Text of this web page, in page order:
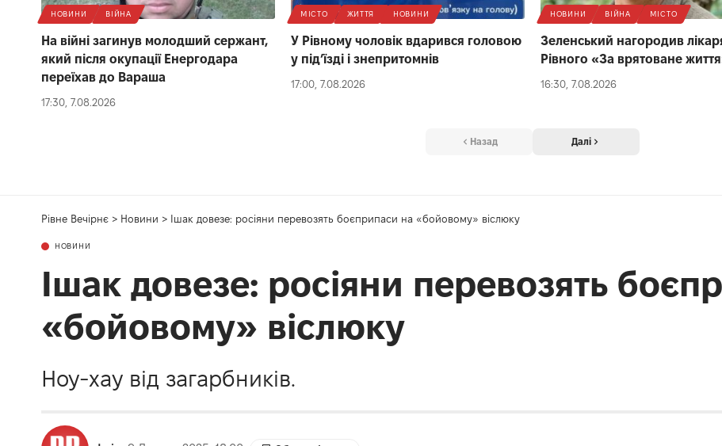
НОВИНИ ВІЙНА
На війні загинув молодший сержант,
який після окупації Енергодара
переїхав до Вараша
17:30, 7.08.2026
МІСТО ЖИТТЯ НОВИНИ
У Рівному чоловік вдарився головою
у під’їзді і знепритомнів
17:00, 7.08.2026
НОВИНИ ВІЙНА МІСТО
Зеленський нагородив
Рівного «За врятоване
16:30, 7.08.2026
Назад Далі
Рівне Вечірнє > Новини > Ішак довезе: росіяни перевозять боєприпаси на «бойовому» віслюку
НОВИНИ
Ішак довезе: росіяни перевозять
«бойовому» віслюку
Ноу-хау від загарбників.